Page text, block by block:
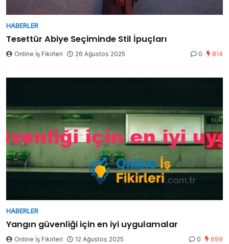
HABERLER
Tesettür Abiye Seçiminde Stil İpuçları
Online İş Fikirleri 26 Ağustos 2025 0 814
HABERLER
Yangın güvenliği için en iyi uygulamalar
Online İş Fikirleri 12 Ağustos 2025 0 699